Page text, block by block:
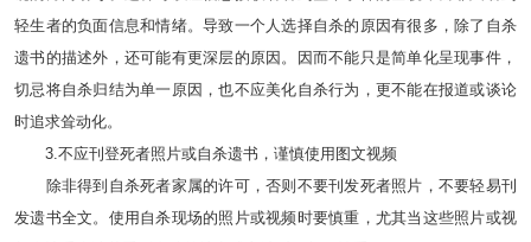
轻生者的负面信息和情绪。导致一个人选择自杀的原因有很多，除了自杀
遗书的描述外，还可能有更深层的原因。因而不能只是简单化呈现事件，
切忌将自杀归结为单一原因，也不应美化自杀行为，更不能在报道或谈论
时追求耸动化。
3.不应刊登死者照片或自杀遗书，谨慎使用图文视频
除非得到自杀死者家属的许可，否则不要刊发死者照片，不要轻易刊
发遗书全文。使用自杀现场的照片或视频时要慎重，尤其当这些照片或视